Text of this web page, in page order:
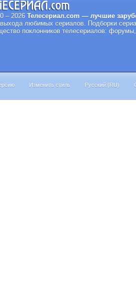
– 2026 Телесериал.com — лучшие
любимых сериалов. Подборки
поклонников телесериалов:
Изменить стиль Русский (RU)